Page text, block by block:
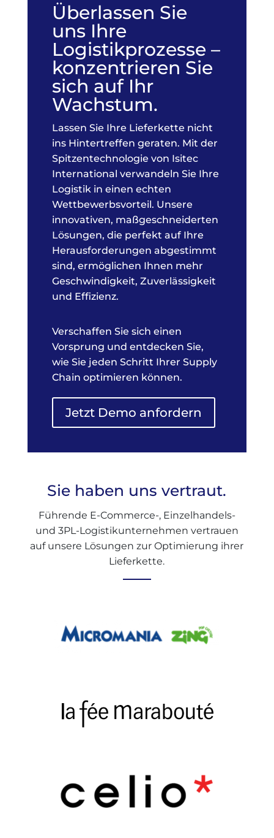
Überlassen Sie
uns Ihre
Logistikprozesse –
konzentrieren Sie
sich auf Ihr
Wachstum.
Lassen Sie Ihre Lieferkette nicht
ins Hintertreffen geraten. Mit der
Spitzentechnologie von Isitec
International verwandeln Sie Ihre
Logistik in einen echten
Wettbewerbsvorteil. Unsere
innovativen, maßgeschneiderten
Lösungen, die perfekt auf Ihre
Herausforderungen abgestimmt
sind, ermöglichen Ihnen mehr
Geschwindigkeit, Zuverlässigkeit
und Effizienz.
Verschaffen Sie sich einen
Vorsprung und entdecken Sie,
wie Sie jeden Schritt Ihrer Supply
Chain optimieren können.
Jetzt Demo anfordern
Sie haben uns vertraut.
Führende E-Commerce-, Einzelhandels-
und 3PL-Logistikunternehmen vertrauen
auf unsere Lösungen zur Optimierung ihrer
Lieferkette.